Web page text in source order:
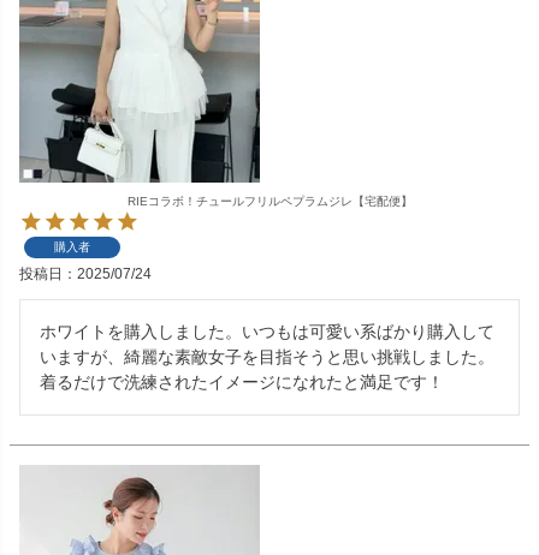
RIEコラボ！チュールフリルペプラムジレ【宅配便】
購入者
投稿日 2025/07/24
ホワイトを購入しました。いつもは可愛い系ばかり購入して
いますが、綺麗な素敵女子を目指そうと思い挑戦しました。
着るだけで洗練されたイメージになれたと満足です！